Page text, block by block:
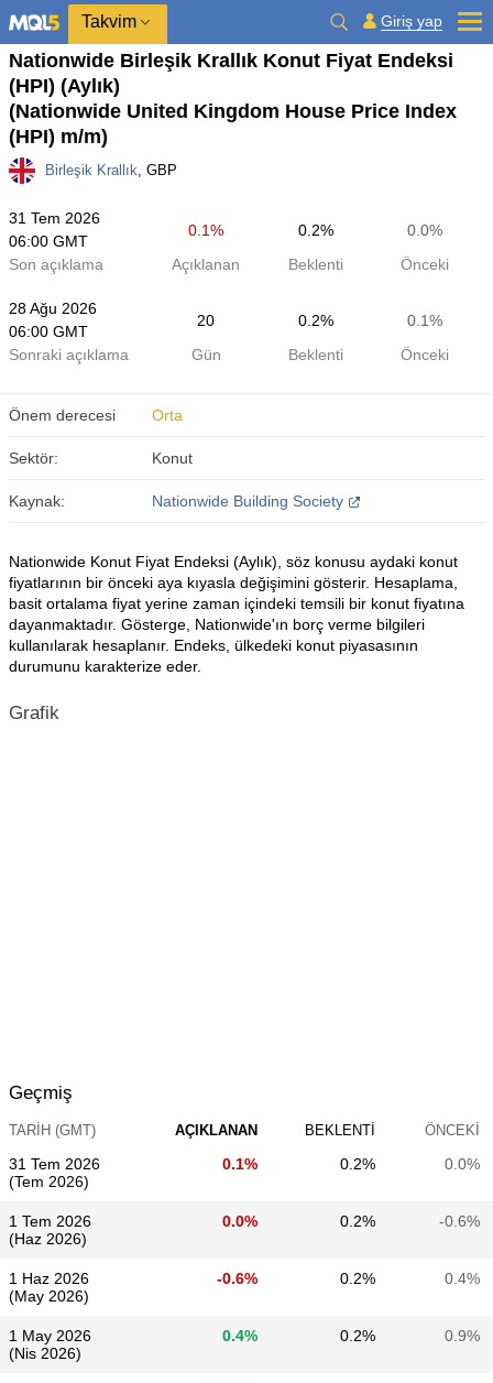
Takvim Giriş yap
Nationwide Birleşik Krallık Konut Fiyat Endeksi
(HPI) (Aylık)
(Nationwide United Kingdom House Price Index
(HPI) m/m)
Birleşik Krallık, GBP
31 Tem 2026
06:00 GMT
0.1% 0.2%
0.0%
Son açıklama
Açıklanan Beklenti Önceki
28 Ağu 2026
06:00 GMT
20 0.2%
0.1%
Sonraki açıklama
Gün Beklenti Önceki
Önem derecesi Orta
Sektör: Konut
Kaynak: Nationwide Building Society
Nationwide Konut Fiyat Endeksi (Aylık), söz konusu aydaki konut
fiyatlarının bir önceki aya kıyasla değişimini gösterir. Hesaplama,
basit ortalama fiyat yerine zaman içindeki temsili bir konut fiyatına
dayanmaktadır. Gösterge, Nationwide'ın borç verme bilgileri
kullanılarak hesaplanır. Endeks, ülkedeki konut piyasasının
durumunu karakterize eder.
Grafik
Geçmiş
TARIH (GMT) AÇIKLANAN BEKLENTI ÖNCEKI
31 Tem 2026
(Tem 2026)
0.1% 0.2% 0.0%
1 Tem 2026
(Haz 2026)
0.0% 0.2% -0.6%
1 Haz 2026
(May 2026)
-0.6% 0.2% 0.4%
1 May 2026
(Nis 2026)
0.4% 0.2% 0.9%